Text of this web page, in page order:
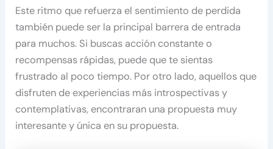
Este ritmo que refuerza el sentimiento de perdida
también puede ser la principal barrera de entrada
para muchos. Si buscas acción constante o
recompensas rápidas, puede que te sientas
frustrado al poco tiempo. Por otro lado, aquellos que
disfruten de experiencias más introspectivas y
contemplativas, encontraran una propuesta muy
interesante y única en su propuesta.